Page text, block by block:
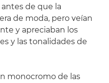
de que la
de moda, pero veían
y apreciaban los
y las tonalidades de
monocromo de las